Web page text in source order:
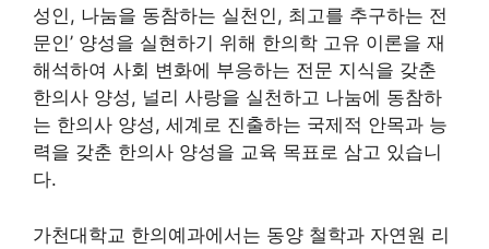
성인, 나눔을 동참하는 실천인, 최고를 추구하는 전
문인’ 양성을 실현하기 위해 한의학 고유 이론을 재
해석하여 사회 변화에 부응하는 전문 지식을 갖춘
한의사 양성, 널리 사랑을 실천하고 나눔에 동참하
는 한의사 양성, 세계로 진출하는 국제적 안목과 능
력을 갖춘 한의사 양성을 교육 목표로 삼고 있습니
다.
가천대학교 한의예과에서는 동양 철학과 자연원 리